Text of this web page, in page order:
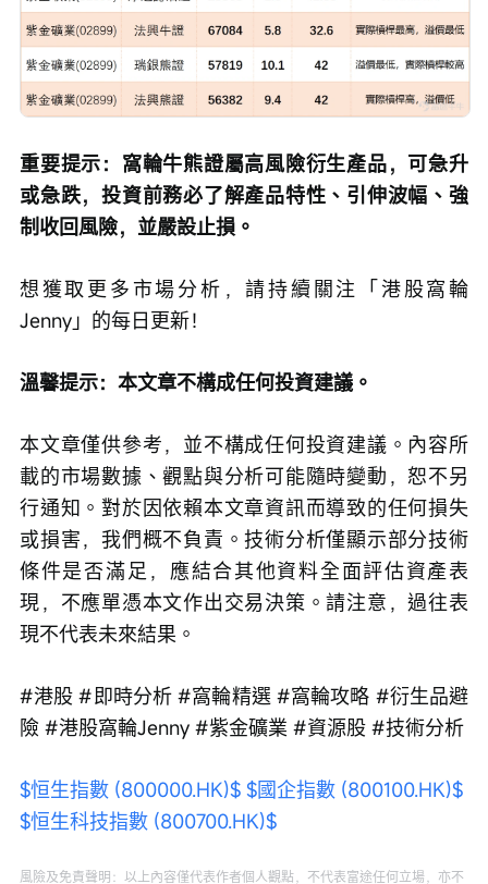
重要提示：窩輪牛熊證屬高風險衍生產品，可急升
或急跌，投資前務必了解產品特性、引伸波幅、強
制收回風險，並嚴設止損。
想獲取更多市場分析，請持續關注「港股窩輪
Jenny」的每日更新！
溫馨提示：本文章不構成任何投資建議。
本文章僅供參考，並不構成任何投資建議。內容所
載的市場數據、觀點與分析可能隨時變動，恕不另
行通知。對於因依賴本文章資訊而導致的任何損失
或損害，我們概不負責。技術分析僅顯示部分技術
條件是否滿足，應結合其他資料全面評估資產表
現，不應單憑本文作出交易決策。請注意，過往表
現不代表未來結果。
#港股 #即時分析 #窩輪精選 #窩輪攻略 #衍生品避
險 #港股窩輪Jenny #紫金礦業 #資源股 #技術分析
$恒生指數 (800000.HK)$ $國企指數 (800100.HK)$
$恒生科技指數 (800700.HK)$
風險及免責聲明：以上內容僅代表作者個人觀點，不代表富途任何立場，亦不